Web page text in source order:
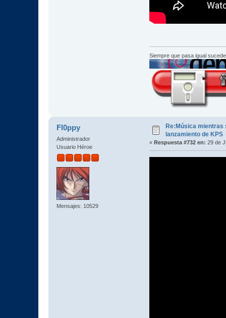
Siempre que pasa igual
Fl0ppy
Administrador
Usuario Héroe
Mensajes: 10529
Re:Música mientras
lanzamiento de KPS
« Respuesta #732 en: 29 de